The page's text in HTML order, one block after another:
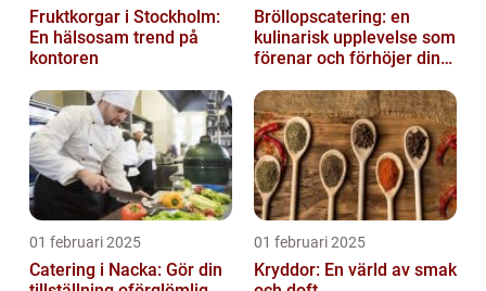
Fruktkorgar i Stockholm:
En hälsosam trend på
kontoren
Bröllopscatering: en
kulinarisk upplevelse som
förenar och förhöjer din
01 februari 2025
Catering i Nacka: Gör din
01 februari 2025
Kryddor: En värld av smak